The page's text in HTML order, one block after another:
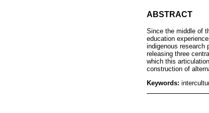
ABSTRACT
Since the middle of
education
indigenous research
releasing three
which this
construction of
Keywords: